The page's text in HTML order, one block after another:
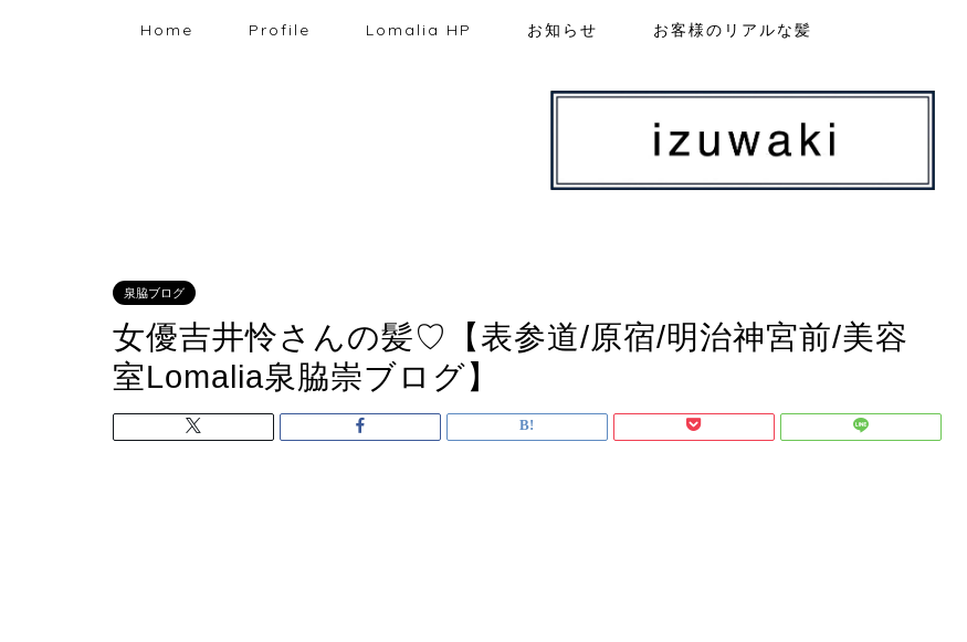
Home Profile Lomalia HP お知らせ お客様のリアルな髪
泉脇ブログ
女優吉井怜さんの髪♡【表参道/原宿/明治神宮前/美容
室Lomalia泉脇崇ブログ】